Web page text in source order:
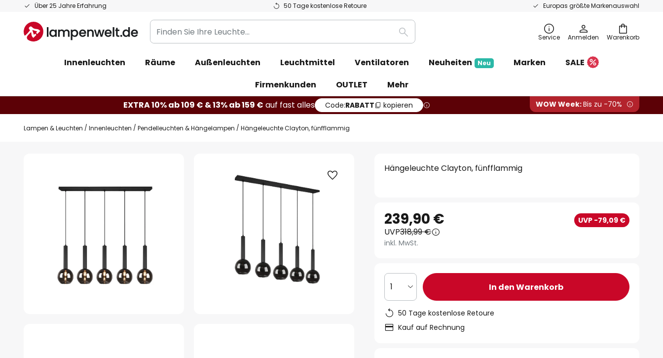
Über 25 Jahre Erfahrung 50 Tage kostenlose Retoure Europas größte Markenauswahl
Zum
springen
Warenkorb
Finden
Sie
Leuchte...
Suche Service Anmelden
Innenleuchten Räume Außenleuchten Leuchtmittel Ventilatoren Neuheiten Neu Marken
SALE
Firmenkunden
OUTLET
Mehr
EXTRA 10% ab 109 € & 13% ab 159 € auf fast alles Code:RABATT kopieren WOW Week:Bis zu -70%
Lampen & Leuchten Innenleuchten Pendelleuchten & Hängelampen Hängeleuchte Clayton, fünfflammig
Hängeleuchte Clayton, fünfflammig
239,90 € UVP -79,09 €
UVP318,99 €
inkl. MwSt.
1 In den Warenkorb
50 Tage kostenlose Retoure
Kauf auf Rechnung